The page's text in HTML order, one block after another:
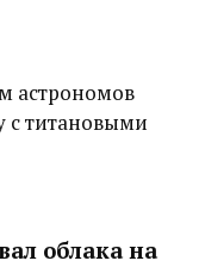
астрономов
с титановыми
облака на